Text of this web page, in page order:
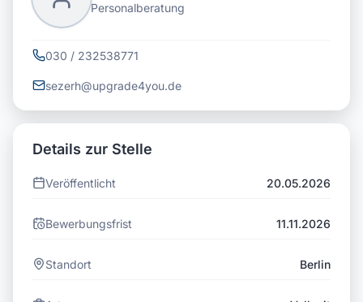
Personalberatung
030 / 232538771
sezerh@upgrade4you.de
Details zur Stelle
Veröffentlicht 20.05.2026
Bewerbungsfrist 11.11.2026
Standort Berlin